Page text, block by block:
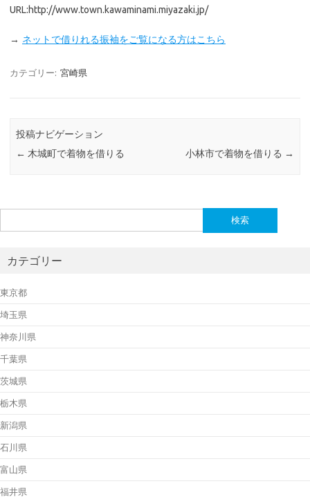
URL:http://www.town.kawaminami.miyazaki.jp/
→ ネットで借りれる振袖をご覧になる方はこちら
カテゴリー: 宮崎県
投稿ナビゲーション
← 木城町で着物を借りる 小林市で着物を借りる →
索:
カテゴリー
東京都
埼玉県
神奈川県
千葉県
茨城県
栃木県
新潟県
石川県
富山県
福井県